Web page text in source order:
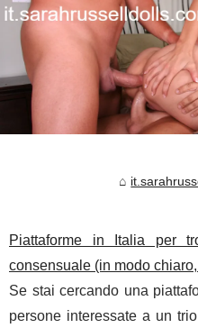
Piattaforme in Italia per
consensuale (in modo
Se stai cercando una
persone interessate a un